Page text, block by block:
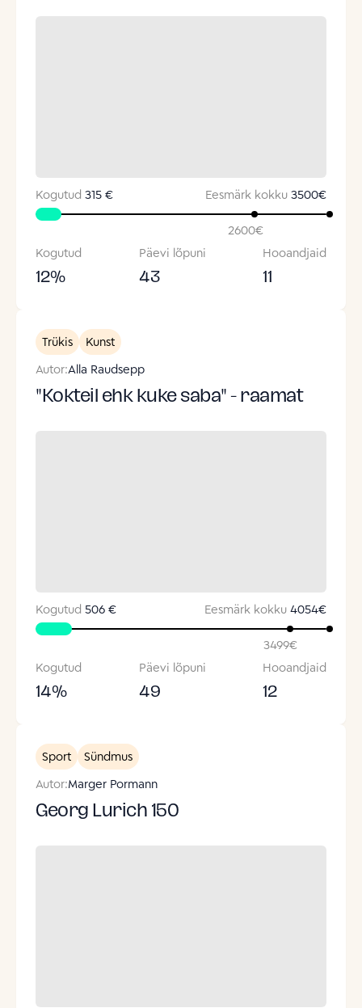
Kogutud 315 € Eesmärk kokku 3500€
2600€
Kogutud
12%
Päevi lõpuni
43
Hooandjaid
11
Trükis
Kunst
Autor:Alla Raudsepp
"Kokteil ehk kuke saba" - raamat
Kogutud 506 € Eesmärk kokku 4054€
3499€
Kogutud
14%
Päevi lõpuni
49
Hooandjaid
12
Sport
Sündmus
Autor:Marger Pormann
Georg Lurich 150